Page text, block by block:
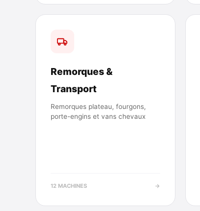
Remorques &
Transport
Remorques plateau, fourgons,
porte-engins et vans chevaux
12 MACHINES →